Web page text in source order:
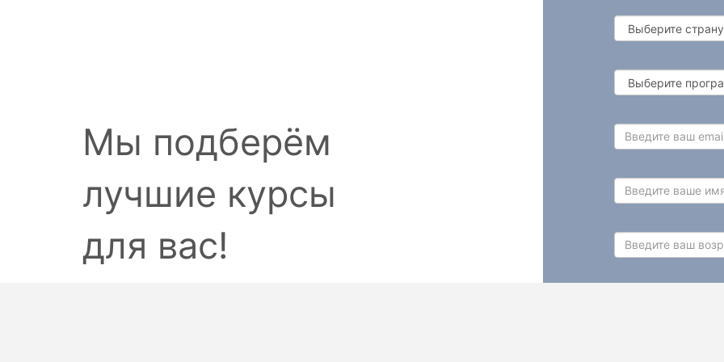
Мы подберём
лучшие курсы
для вас!
Выберите
страну
Выберите
программу
Введите
ваш
Введите
ваше
Введите
ваш